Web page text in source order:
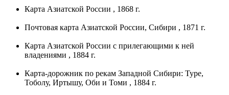
Карта Азиатской России , 1868 г.
Почтовая карта Азиатской России, Сибири , 1871 г.
Карта Азиатской России с прилегающими к ней
владениями , 1884 г.
Карта-дорожник по рекам Западной Сибири: Туре,
Тоболу, Иртышу, Оби и Томи , 1884 г.